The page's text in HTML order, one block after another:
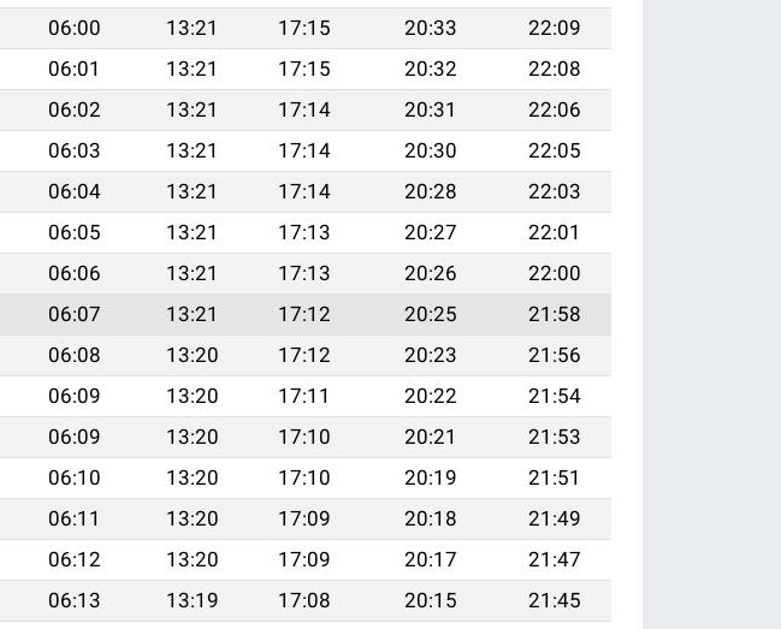
06:00 13:21 17:15 20:33
22:09
06:01 13:21 17:15 20:32
22:08
06:02 13:21 17:14 20:31
22:06
06:03 13:21 17:14 20:30
22:05
06:04 13:21 17:14 20:28
22:03
06:05 13:21 17:13 20:27
22:01
06:06 13:21 17:13 20:26
22:00
06:07 13:21 17:12 20:25
21:58
06:08 13:20 17:12 20:23
21:56
06:09 13:20 17:11 20:22
21:54
06:09 13:20 17:10 20:21
21:53
06:10 13:20 17:10 20:19
21:51
06:11 13:20 17:09 20:18
21:49
06:12 13:20 17:09 20:17
21:47
06:13 13:19 17:08 20:15
21:45